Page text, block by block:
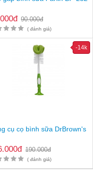
Pigeon nilon xoay
90.000đ
( đánh giá)
cụ cọ bình sữa DrBrown's
190.000đ
-14k
( đánh giá)